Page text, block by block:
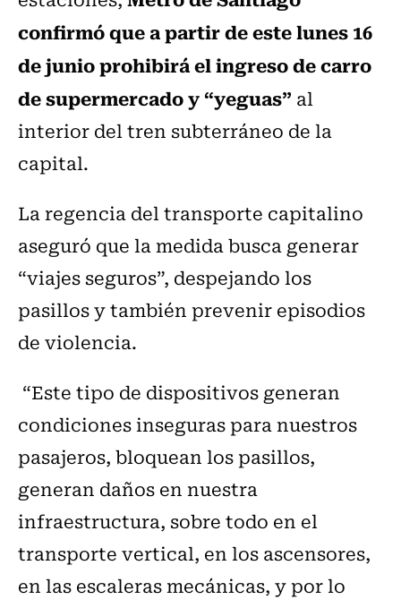
confirmó que a partir de este lunes 16
de junio prohibirá el ingreso de carro
de supermercado y “yeguas” al
interior del tren subterráneo de la
capital.
La regencia del transporte capitalino
aseguró que la medida busca generar
“viajes seguros”, despejando los
pasillos y también prevenir episodios
de violencia.
“Este tipo de dispositivos generan
condiciones inseguras para nuestros
pasajeros, bloquean los pasillos,
generan daños en nuestra
infraestructura, sobre todo en el
transporte vertical, en los ascensores,
en las escaleras mecánicas, y por lo